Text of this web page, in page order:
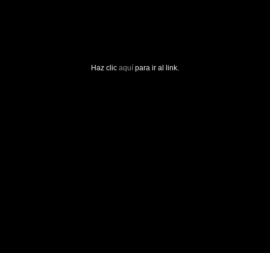
Haz clic aquí para ir al link.